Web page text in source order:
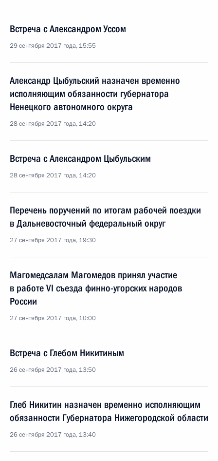
Встреча с Александром Уссом
29 сентября 2017 года, 15:55
Александр Цыбульский назначен временно
исполняющим обязанности губернатора
Ненецкого автономного округа
28 сентября 2017 года, 14:20
Встреча с Александром Цыбульским
28 сентября 2017 года, 14:20
Перечень поручений по итогам рабочей поездки
в Дальневосточный федеральный округ
27 сентября 2017 года, 19:30
Магомедсалам Магомедов принял участие
в работе VI съезда финно-угорских народов
России
27 сентября 2017 года, 10:00
Встреча с Глебом Никитиным
26 сентября 2017 года, 13:50
Глеб Никитин назначен временно исполняющим
обязанности Губернатора Нижегородской области
26 сентября 2017 года, 13:40